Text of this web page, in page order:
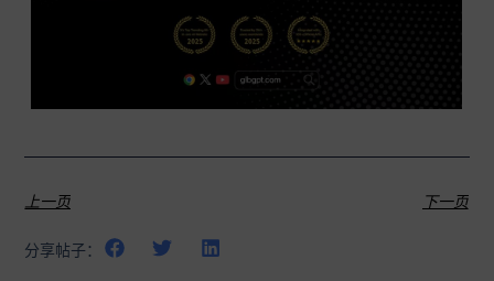
上一页 下一页
分享帖子：